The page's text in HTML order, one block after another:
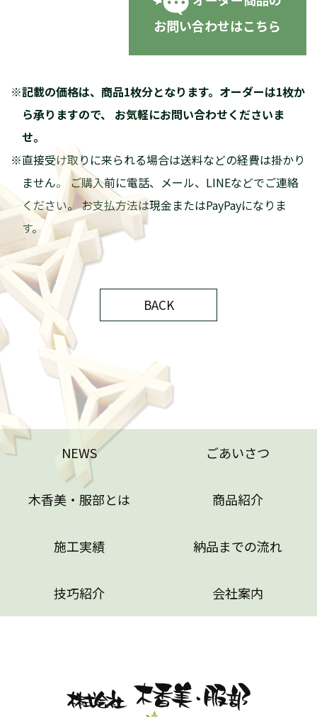
NEWS
木香美・服部とは
納品までの流れ
技巧紹介
特定商取引法に基づく表記
お問い合わせはこちら
BACK
NEWS ごあいさつ
木香美・服部とは 商品紹介
施工実績 納品までの流れ
技巧紹介 会社案内